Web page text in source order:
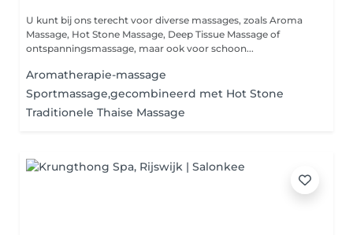
U kunt bij ons terecht voor diverse massages, zoals Aroma
Massage, Hot Stone Massage, Deep Tissue Massage of
ontspanningsmassage, maar ook voor schoon...
Aromatherapie-massage
Sportmassage,gecombineerd met Hot Stone
Traditionele Thaise Massage